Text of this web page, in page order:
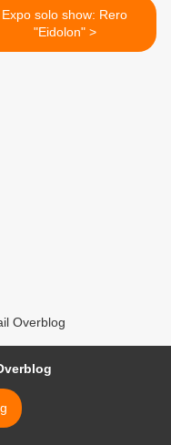
Expo solo show: Rero
"Eidolon" >
Overblog